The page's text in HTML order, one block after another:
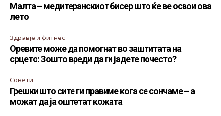
Малта – медитеранскиот бисер што ќе ве освои ова
лето
Здравје и фитнес
Оревите може да помогнат во заштитата на
срцето: Зошто вреди да ги јадете почесто?
Совети
Грешки што сите ги правиме кога се сончаме – а
можат да ја оштетат кожата